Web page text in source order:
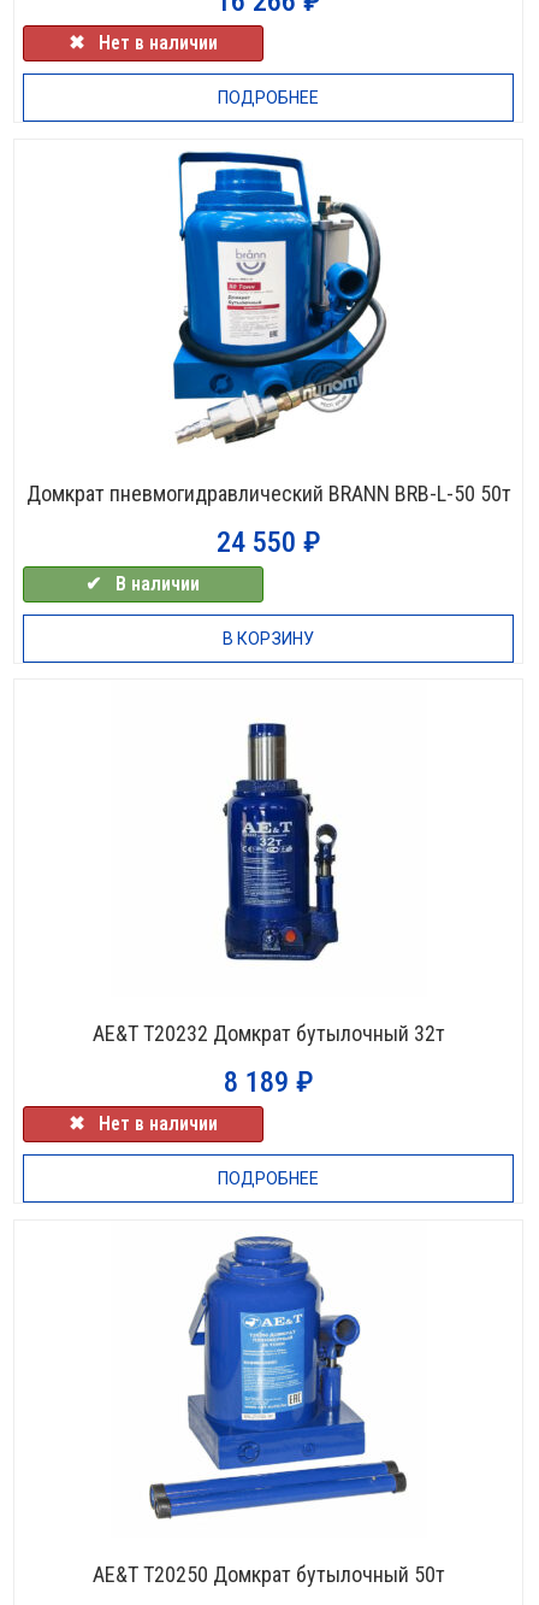
✖⠀Нет в наличии
ПОДРОБНЕЕ
Домкрат пневмогидравлический BRANN BRB-L-50 50т
24 550 ₽
✔⠀В наличии
В КОРЗИНУ
AE&T T20232 Домкрат бутылочный 32т
8 189 ₽
✖⠀Нет в наличии
ПОДРОБНЕЕ
AE&T T20250 Домкрат бутылочный 50т